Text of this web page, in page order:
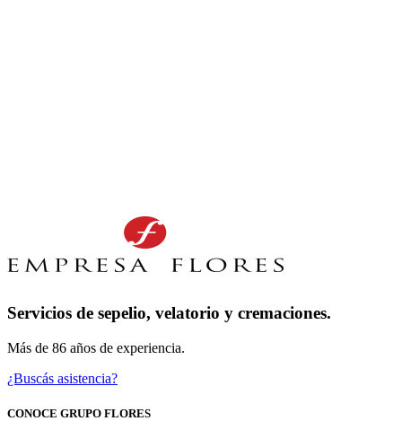
Servicios de sepelio, velatorio y cremaciones.
Más de 86 años de experiencia.
¿Buscás asistencia?
CONOCE GRUPO FLORES